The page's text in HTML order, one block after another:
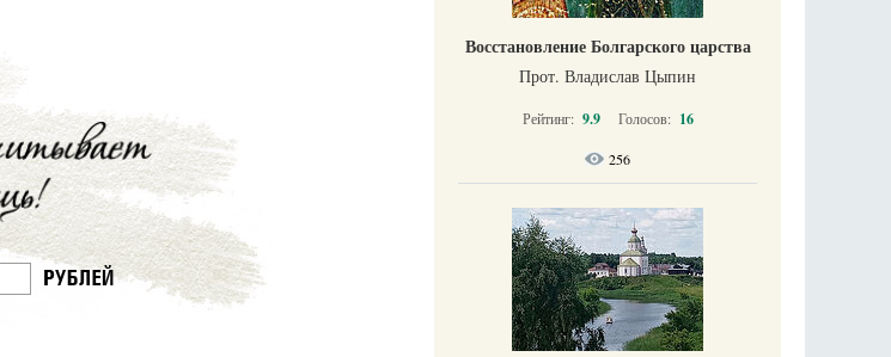
Восстановление Болгарского царства
Прот. Владислав Цыпин
Рейтинг: 9.9 Голосов: 16
256